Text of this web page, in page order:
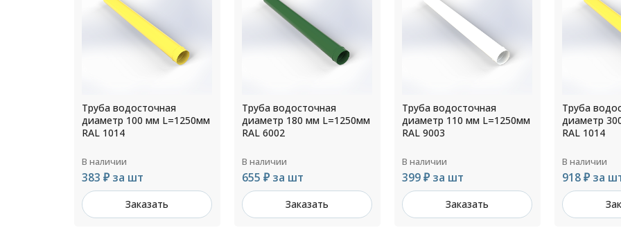
Труба водосточная
диаметр 180 мм L=1250мм
RAL 6002
В наличии
655 ₽ за шт
Заказать
Труба водосточная
диаметр 110 мм L=1250мм
RAL 9003
В наличии
399 ₽ за шт
Заказать
Труба водосточная
диаметр 300 мм L=1250мм
RAL 1014
В наличии
918 ₽ за шт
Заказать
Труба
диаметр
RAL 9010
В наличии
484 ₽ за